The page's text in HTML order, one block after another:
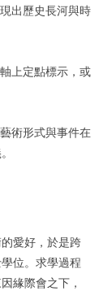
出歷史長河與時
上定點標示，或
術形式與事件在
愛好，於是跨
位。求學過程
緣際會之下，